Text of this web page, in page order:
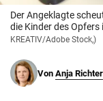
Der Angeklagte
die Kinder des
KREATIV/Adobe Stock,)
Von Anja Richter